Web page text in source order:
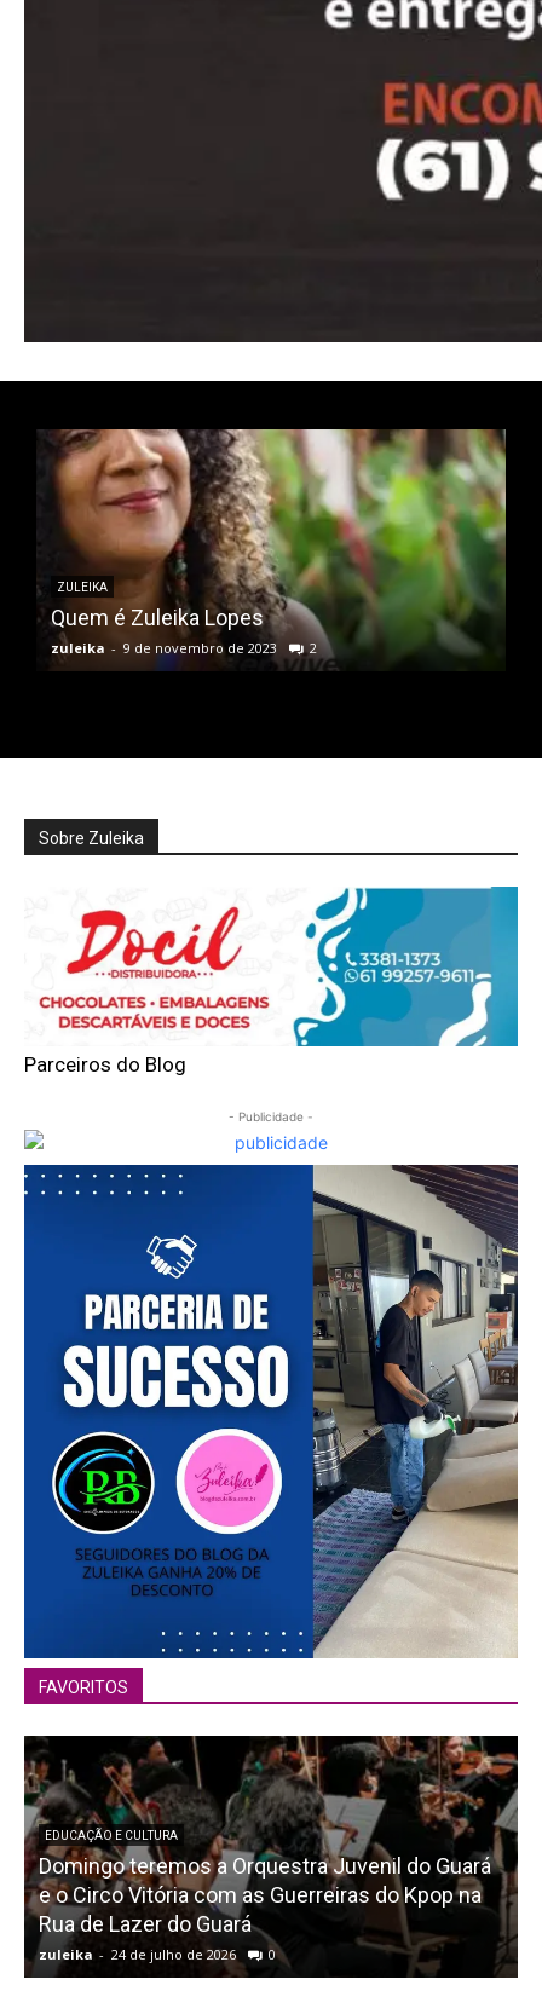
ZULEIKA
Quem é Zuleika Lopes
zuleika - 9 de novembro de 2023 2
Sobre Zuleika
Parceiros do Blog
- Publicidade -
FAVORITOS
EDUCAÇÃO E CULTURA
Domingo teremos a Orquestra Juvenil do Guará
e o Circo Vitória com as Guerreiras do Kpop na
Rua de Lazer do Guará
zuleika - 24 de julho de 2026 0